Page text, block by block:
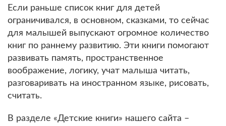
Если раньше список книг для детей
ограничивался, в основном, сказками, то сейчас
для малышей выпускают огромное количество
книг по раннему развитию. Эти книги помогают
развивать память, пространственное
воображение, логику, учат малыша читать,
разговаривать на иностранном языке, рисовать,
считать.
В разделе «Детские книги» нашего сайта –